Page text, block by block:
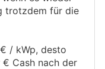
trotzdem für die
/ kWp, desto
Cash nach der